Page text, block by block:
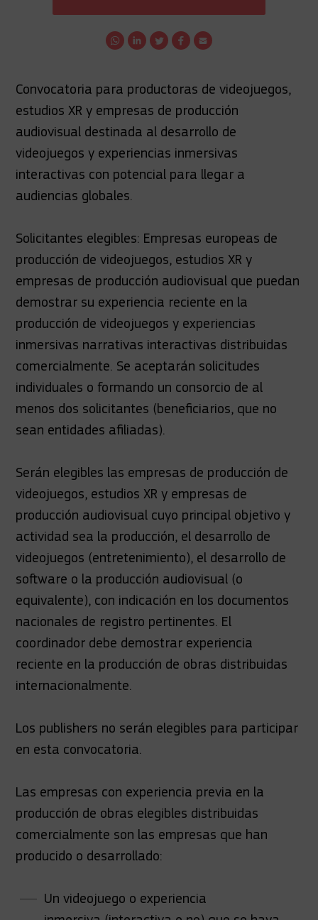
Convocatoria para productoras de videojuegos,
estudios XR y empresas de producción
audiovisual destinada al desarrollo de
videojuegos y experiencias inmersivas
interactivas con potencial para llegar a
audiencias globales.
Solicitantes elegibles: Empresas europeas de
producción de videojuegos, estudios XR y
empresas de producción audiovisual que puedan
demostrar su experiencia reciente en la
producción de videojuegos y experiencias
inmersivas narrativas interactivas distribuidas
comercialmente. Se aceptarán solicitudes
individuales o formando un consorcio de al
menos dos solicitantes (beneficiarios, que no
sean entidades afiliadas).
Serán elegibles las empresas de producción de
videojuegos, estudios XR y empresas de
producción audiovisual cuyo principal objetivo y
actividad sea la producción, el desarrollo de
videojuegos (entretenimiento), el desarrollo de
software o la producción audiovisual (o
equivalente), con indicación en los documentos
nacionales de registro pertinentes. El
coordinador debe demostrar experiencia
reciente en la producción de obras distribuidas
internacionalmente.
Los publishers no serán elegibles para participar
en esta convocatoria.
Las empresas con experiencia previa en la
producción de obras elegibles distribuidas
comercialmente son las empresas que han
producido o desarrollado:
Un videojuego o experiencia